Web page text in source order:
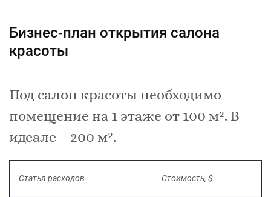
Бизнес-план открытия салона
красоты
Под салон красоты необходимо
помещение на 1 этаже от 100 м². В
идеале – 200 м².
Статья расходов Стоимость, $